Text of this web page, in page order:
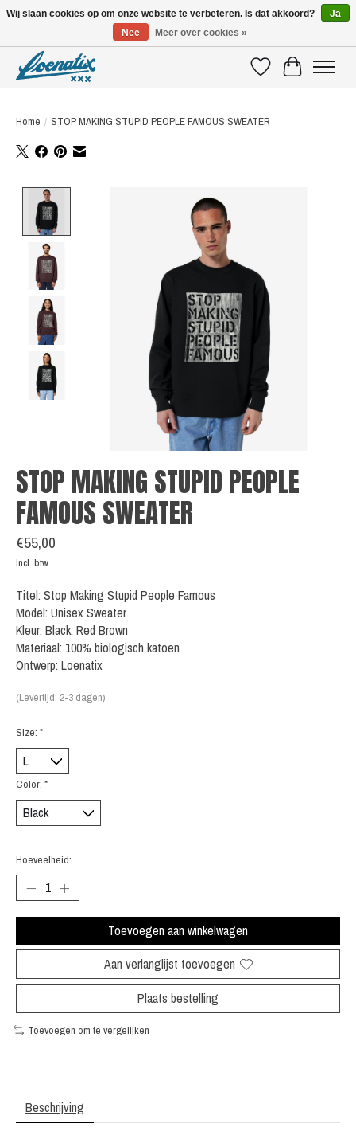
VerlanglijstWinkelwagen
Home / STOP MAKING STUPID PEOPLE FAMOUS SWEATER
Product image slideshow Items
STOP MAKING STUPID PEOPLE
FAMOUS SWEATER
€55,00
Incl. btw
Titel: Stop Making Stupid People Famous
Model: Unisex Sweater
Kleur: Black, Red Brown
Materiaal: 100% biologisch katoen
Ontwerp: Loenatix
(Levertijd: 2-3 dagen)
Size: *
Color: *
Hoeveelheid:
Toevoegen aan winkelwagen
Aan verlanglijst toevoegen
Plaats bestelling
Toevoegen om te vergelijken
Beschrijving
Wij slaan cookies op om onze website te verbeteren. Is dat akkoord?
Ja
Nee
Meer over cookies »